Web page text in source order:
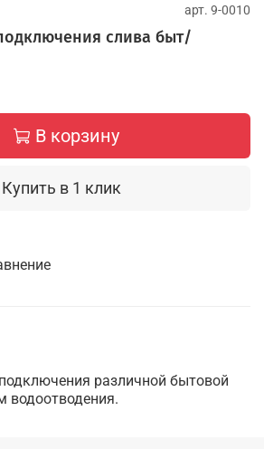
арт. 9-0010
слива быт/
В корзину
Купить в 1 клик
различной бытовой
водоотводения.